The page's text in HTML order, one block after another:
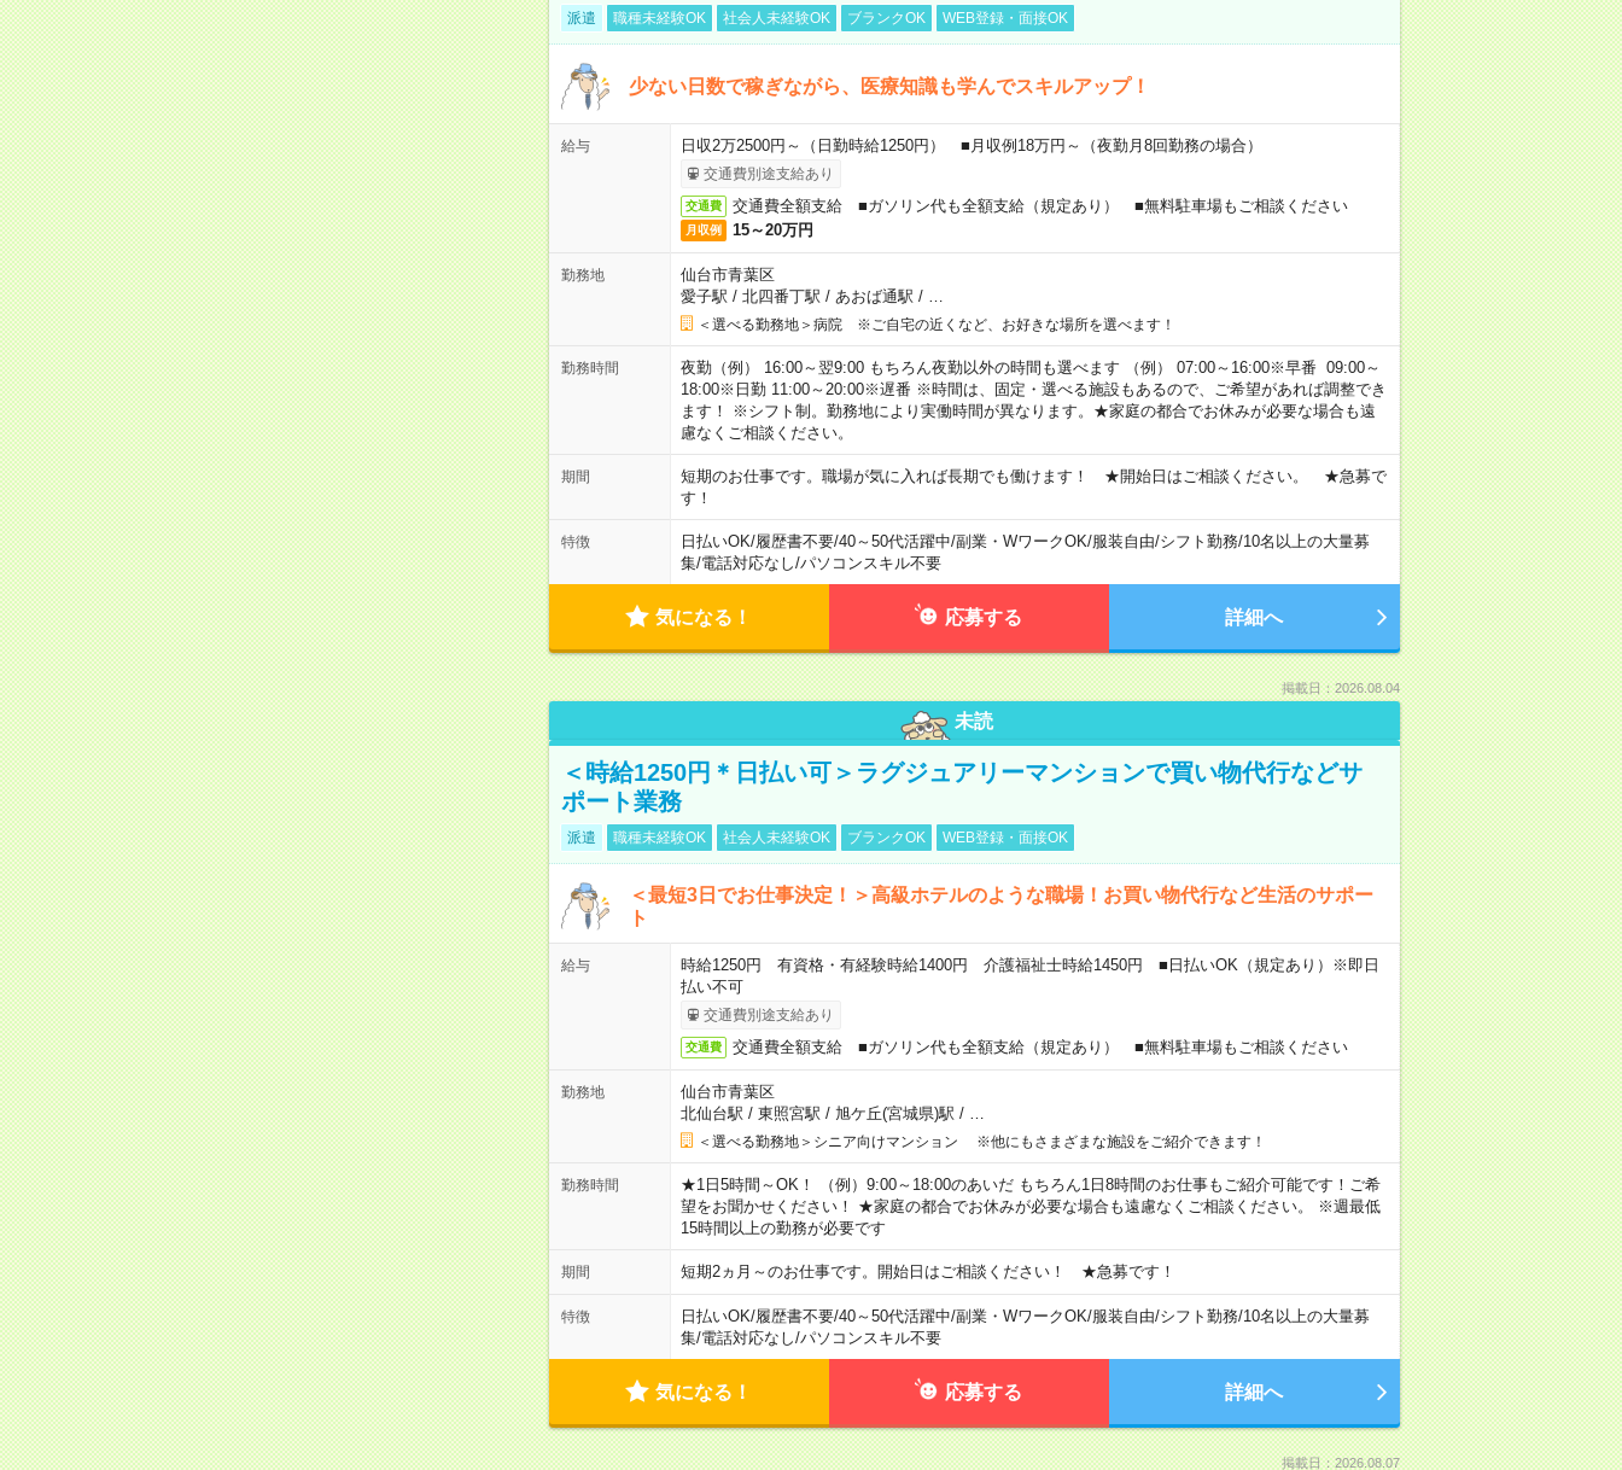
派遣 職種未経験OK 社会人未経験OK ブランクOK WEB登録・面接OK
少ない日数で稼ぎながら、医療知識も学んでスキルアップ！
給与 日収2万2500円～（日勤時給1250円） ■月収例18万円～（夜勤月8回勤務の場合）
交通費別途支給あり
交通費 交通費全額支給 ■ガソリン代も全額支給（規定あり） ■無料駐車場もご相談ください
月収例 15～20万円
勤務地
仙台市青葉区
愛子駅 / 北四番丁駅 / あおば通駅 /
＜選べる勤務地＞病院 ※ご自宅の近くなど、お好きな場所を選べます！
勤務時間
夜勤（例） 16:00～翌9:00 もちろん夜勤以外の時間も選べます （例） 07:00～16:00※早番 09:00～
18:00※日勤 11:00～20:00※遅番 ※時間は、固定・選べる施設もあるので、ご希望があれば調整でき
ます！ ※シフト制。勤務地により実働時間が異なります。★家庭の都合でお休みが必要な場合も遠
慮なくご相談ください。
期間
短期のお仕事です。職場が気に入れば長期でも働けます！ ★開始日はご相談ください。 ★急募で
す！
特徴 日払いOK/履歴書不要/40～50代活躍中/副業・WワークOK/服装自由/シフト勤務/10名以上の大量募
集/電話対応なし/パソコンスキル不要
気になる！ 応募する 詳細へ
掲載日：2026.08.04
未読
＜時給1250円＊日払い可＞ラグジュアリーマンションで買い物代行などサ
ポート業務
派遣 職種未経験OK 社会人未経験OK ブランクOK WEB登録・面接OK
＜最短3日でお仕事決定！＞高級ホテルのような職場！お買い物代行など生活のサポー
ト
給与
時給1250円 有資格・有経験時給1400円 介護福祉士時給1450円 ■日払いOK（規定あり）※即日
払い不可
交通費別途支給あり
交通費 交通費全額支給 ■ガソリン代も全額支給（規定あり） ■無料駐車場もご相談ください
勤務地
仙台市青葉区
北仙台駅 / 東照宮駅 / 旭ケ丘(宮城県)駅 /
＜選べる勤務地＞シニア向けマンション ※他にもさまざまな施設をご紹介できます！
勤務時間
★1日5時間～OK！ （例）9:00～18:00のあいだ もちろん1日8時間のお仕事もご紹介可能です！ご希
望をお聞かせください！ ★家庭の都合でお休みが必要な場合も遠慮なくご相談ください。 ※週最低
15時間以上の勤務が必要です
期間 短期2ヵ月～のお仕事です。開始日はご相談ください！ ★急募です！
特徴 日払いOK/履歴書不要/40～50代活躍中/副業・WワークOK/服装自由/シフト勤務/10名以上の大量募
集/電話対応なし/パソコンスキル不要
気になる！ 応募する 詳細へ
掲載日：2026.08.07